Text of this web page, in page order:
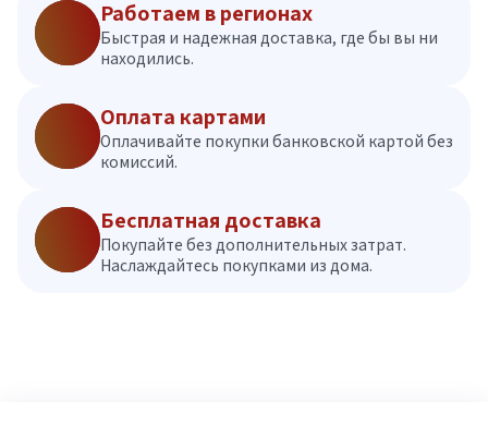
Работаем в регионах
Быстрая и надежная доставка, где бы вы ни
находились.
Оплата картами
Оплачивайте покупки банковской картой без
комиссий.
Бесплатная доставка
Покупайте без дополнительных затрат.
Наслаждайтесь покупками из дома.